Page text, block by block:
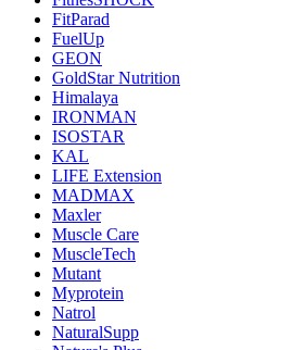
FitParad
FuelUp
GEON
GoldStar Nutrition
Himalaya
IRONMAN
ISOSTAR
KAL
LIFE Extension
MADMAX
Maxler
Muscle Care
MuscleTech
Mutant
Myprotein
Natrol
NaturalSupp